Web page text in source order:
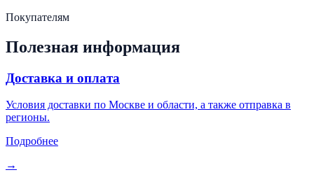
Покупателям
Полезная информация
Доставка и оплата
Условия доставки по Москве и области, а также отправка в
регионы.
Подробнее
→